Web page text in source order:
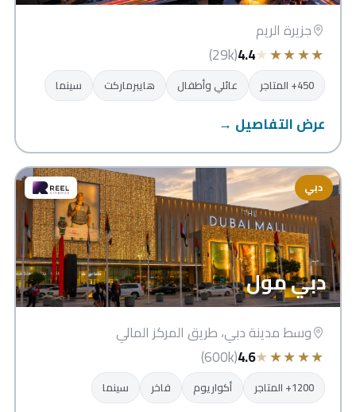
جزيرة الريم
★
★
★
★
★
4.4
(29k)
450+ المتاجر عائلي وأطفال هايبرماركت سينما
عرض التفاصيل →
دبي
دبي مول
وسط مدينة دبي، طريق المركز المالي
★
★
★
★
★
4.6
(600k)
1200+ المتاجر أكواريوم فاخر سينما